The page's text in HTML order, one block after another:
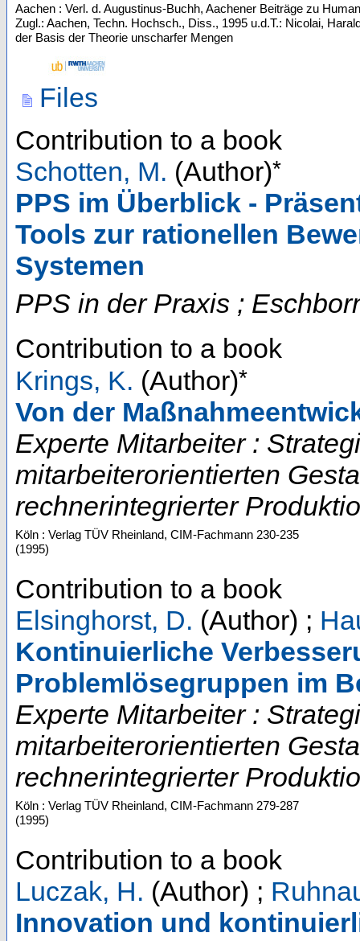
Aachen : Verl. d. Augustinus-Buchh, Aachener Beiträge zu
Zugl.: Aachen, Techn. Hochsch., Diss., 1995 u.d.T.: Nicolai,
der Basis der Theorie unscharfer Mengen
Files
Contribution to a book
Schotten, M. (Author)*
PPS im Überblick -
Tools zur rationellen
Systemen
PPS in der Praxis ;
Contribution to a book
Krings, K. (Author)*
Von der
Experte Mitarbeiter :
mitarbeiterorientierten
rechnerintegrierter
Köln : Verlag TÜV Rheinland, CIM-Fachmann 230-235
(1995)
Contribution to a book
Elsinghorst, D. (Author) ;
Kontinuierliche
Problemlösegruppen im
Experte Mitarbeiter :
mitarbeiterorientierten
rechnerintegrierter
Köln : Verlag TÜV Rheinland, CIM-Fachmann 279-287
(1995)
Contribution to a book
Luczak, H. (Author) ;
Innovation und